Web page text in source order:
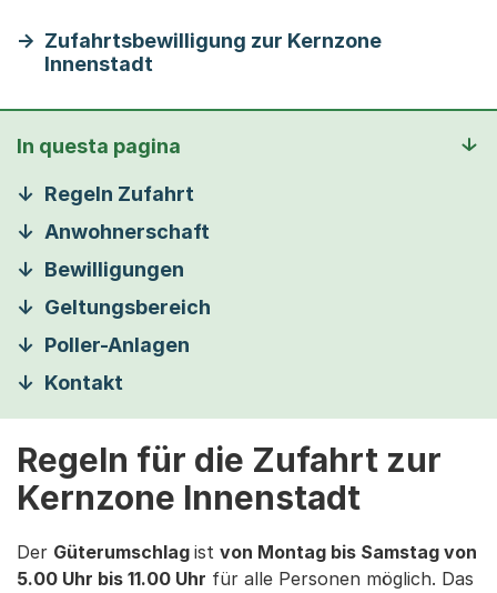
Zufahrtsbewilligung zur Kernzone
Innenstadt
In questa pagina
Regeln Zufahrt
Anwohnerschaft
Bewilligungen
Geltungsbereich
Poller-Anlagen
Kontakt
Regeln für die Zufahrt zur
Kernzone Innenstadt
Der Güterumschlag ist von Montag bis Samstag von
5.00 Uhr bis 11.00 Uhr für alle Personen möglich. Das